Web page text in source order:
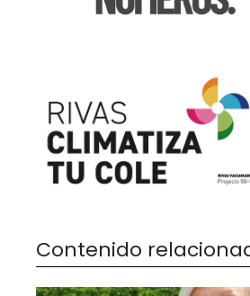
Contenido